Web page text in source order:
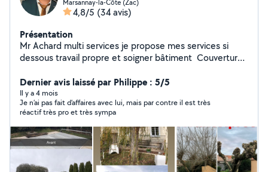
Marsannay-la-Côte (Zac)
4,8/5 (34 avis)
Présentation
Mr Achard multi services je propose mes services si
dessous travail propre et soigner bâtiment ️ Couverture,
cimentation feitage, Nettoyage toiture Espace vert
Taille de haie Abattage Élagage Enlèvement des
végétaux N'hésiter pas à regarder ma gallérie photo de
mes travaux avant après Devis et déplacement gratuit
possibilité de se déplacer dans la journée si urgence. Je
suis joignable à partir de l'application ou sur mon
portable 06-02-40-40-65 n'hésitez pas pour toute
question.
Dernier avis laissé par Philippe : 5/5
Il y a 4 mois
Je n’ai pas fait d’affaires avec lui, mais par contre il est très
réactif très pro et très sympa